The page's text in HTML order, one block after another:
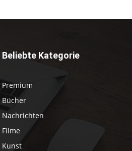
Beliebte Kategorie
Premium
Bücher
Nachrichten
Filme
Kunst